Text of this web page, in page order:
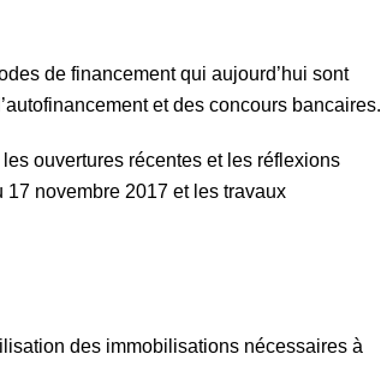
de financement qui aujourd’hui sont
et des concours bancaires.
ouvertures récentes et les réflexions
novembre 2017 et les travaux
des immobilisations nécessaires à